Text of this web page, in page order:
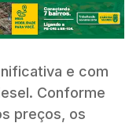
e com
Conforme
preços, os